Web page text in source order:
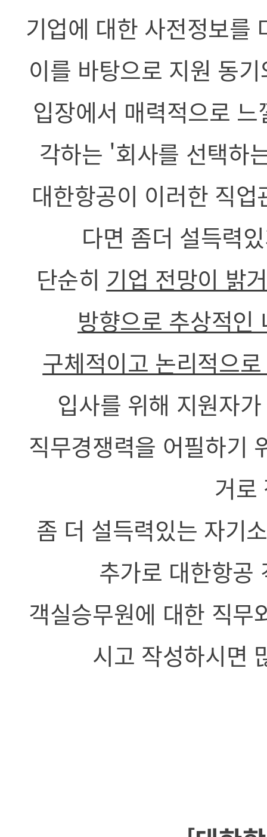
기업에 대한 사전정보를
이를 바탕으로 지원 동
입장에서 매력적으로
각하는 '회사를 선택하
대한항공이 이러한 직
다면 좀더 설득력
단순히 기업 전망이 밝
방향으로 추상적인
구체적이고 논리적으
입사를 위해 지원자
직무경쟁력을 어필하기
거로
좀 더 설득력있는 자기
추가로 대한항공
객실승무원에 대한 직무
시고 작성하시면